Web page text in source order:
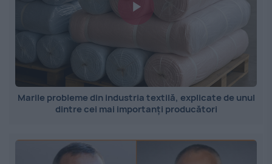
Marile probleme din industria textilă, explicate de unul
dintre cei mai importanți producători